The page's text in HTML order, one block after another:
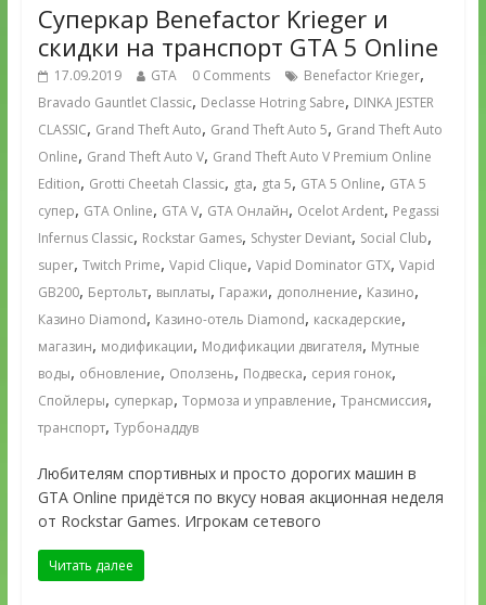
Суперкар Benefactor Krieger и
скидки на транспорт GTA 5 Online
17.09.2019 GTA 0 Comments Benefactor Krieger,
Bravado Gauntlet Classic, Declasse Hotring Sabre, DINKA JESTER
CLASSIC, Grand Theft Auto, Grand Theft Auto 5, Grand Theft Auto
Online, Grand Theft Auto V, Grand Theft Auto V Premium Online
Edition, Grotti Cheetah Classic, gta, gta 5, GTA 5 Online, GTA 5
супер, GTA Online, GTA V, GTA Онлайн, Ocelot Ardent, Pegassi
Infernus Classic, Rockstar Games, Schyster Deviant, Social Club,
super, Twitch Prime, Vapid Clique, Vapid Dominator GTX, Vapid
GB200, Бертольт, выплаты, Гаражи, дополнение, Казино,
Казино Diamond, Казино-отель Diamond, каскадерские,
магазин, модификации, Модификации двигателя, Мутные
воды, обновление, Оползень, Подвеска, серия гонок,
Спойлеры, суперкар, Тормоза и управление, Трансмиссия,
транспорт, Турбонаддув
Любителям спортивных и просто дорогих машин в
GTA Online придётся по вкусу новая акционная неделя
от Rockstar Games. Игрокам сетевого
Читать далее